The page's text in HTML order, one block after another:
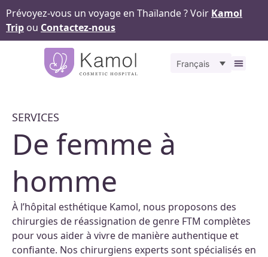
Prévoyez-vous un voyage en Thaïlande ? Voir Kamol
Trip ou Contactez-nous
Français
SERVICES
De femme à
homme
À l’hôpital esthétique Kamol, nous proposons des
chirurgies de réassignation de genre FTM complètes
pour vous aider à vivre de manière authentique et
confiante. Nos chirurgiens experts sont spécialisés en